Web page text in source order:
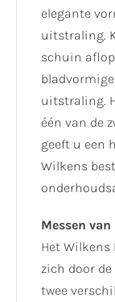
elegante
uitstraling.
schuin
uitstraling.
één van de
geeft u een
Wilkens
Messen
Het
zich door
twee